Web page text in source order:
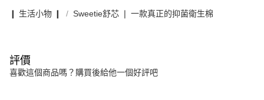
❙ 生活小物 ❙ Sweetie舒芯 ❘ 一款真正的抑菌衛生棉
評價
喜歡這個商品嗎？購買後給他一個好評吧